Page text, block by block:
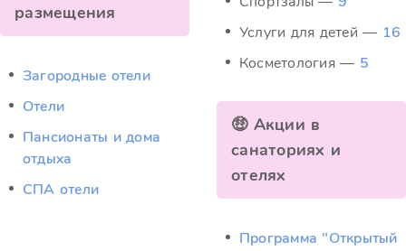
размещения
Загородные отели
Отели
Пансионаты и дома
отдыха
СПА отели
Услуги для детей — 16
Косметология — 5
🤑 Акции в
санаториях и
отелях
Программа "Открытый